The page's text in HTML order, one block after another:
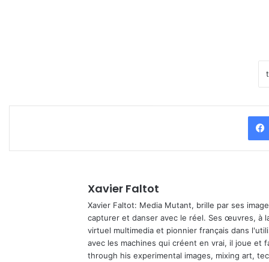
Xavier Faltot
Xavier Faltot: Media Mutant, brille par ses
capturer et danser avec le réel. Ses œuvres, à
virtuel multimedia et pionnier français dans
avec les machines qui créent en vrai, il joue et
through his experimental images, mixing art,